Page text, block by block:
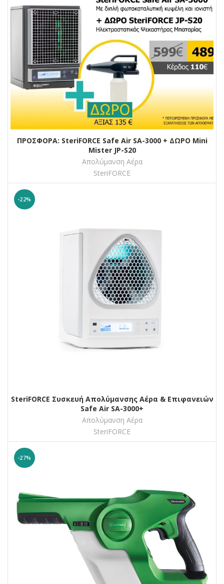
ΠΡΟΣΦΟΡΑ: SteriFORCE Safe Air SA-3000 + ΔΩΡΟ Mini
Mister JP-S20
Απολύμανση Αέρα
SteriFORCE
-22%
SteriFORCE Συσκευή Απολύμανσης Αέρα & Επιφανειών
Safe Air SA-3000+
Απολύμανση Αέρα
SteriFORCE
-27%